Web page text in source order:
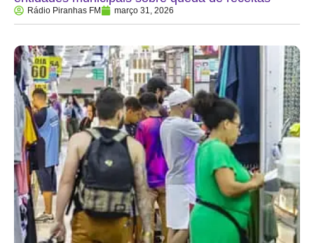
Rádio Piranhas FM março 31, 2026